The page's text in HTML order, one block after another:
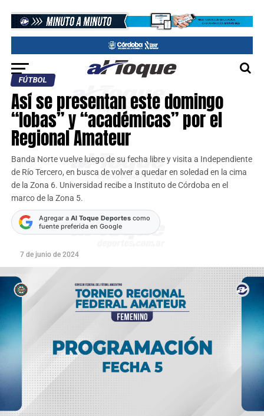
FÚTBOL
Así se presentan este domingo
“lobas” y “académicas” por el
Regional Amateur
Banda Norte vuelve luego de su fecha libre y visita a Independiente
de Río Tercero, en busca de volver a quedar en soledad en la cima
de la Zona 6. Universidad recibe a Instituto de Córdoba en el
marco de la Zona 5.
Agregar a Al Toque Deportescomo
fuente preferida en Google
7 de junio de 2024